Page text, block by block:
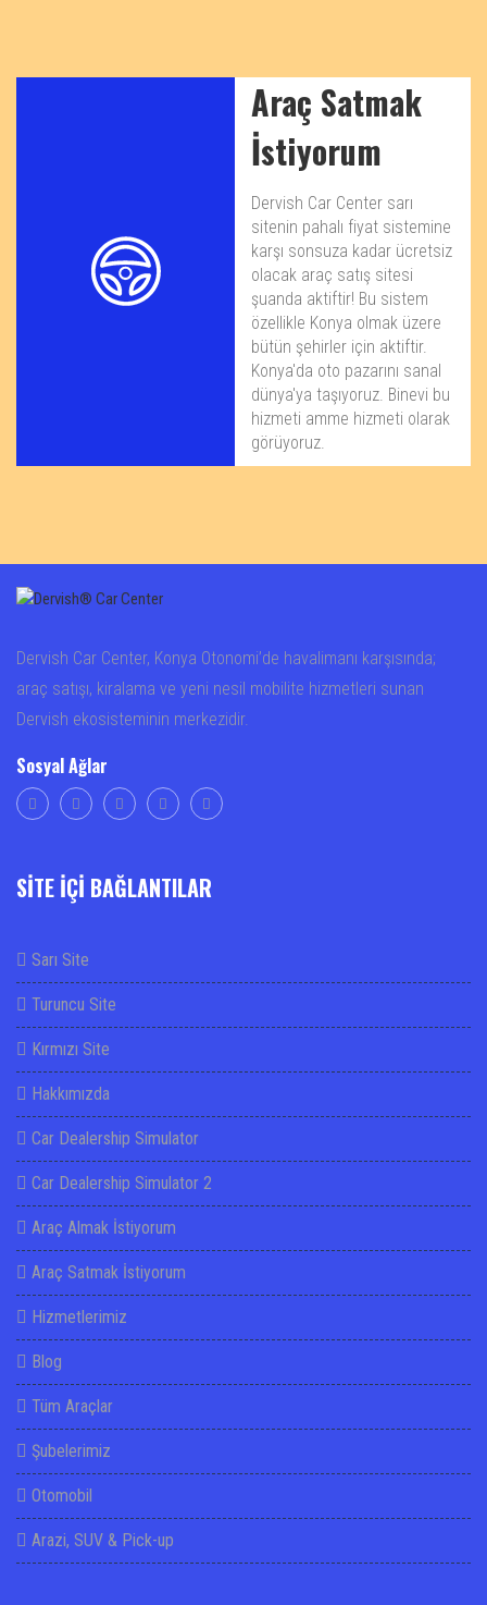
Araç Satmak
İstiyorum
Dervish Car Center sarı
sitenin pahalı fiyat sistemine
karşı sonsuza kadar ücretsiz
olacak araç satış sitesi
şuanda aktiftir! Bu sistem
özellikle Konya olmak üzere
bütün şehirler için aktiftir.
Konya'da oto pazarını sanal
dünya'ya taşıyoruz. Binevi bu
hizmeti amme hizmeti olarak
görüyoruz.
Dervish Car Center, Konya Otonomi’de havalimanı karşısında;
araç satışı, kiralama ve yeni nesil mobilite hizmetleri sunan
Dervish ekosisteminin merkezidir.
Sosyal Ağlar
SİTE İÇİ BAĞLANTILAR
Sarı Site
Turuncu Site
Kırmızı Site
Hakkımızda
Car Dealership Simulator
Car Dealership Simulator 2
Araç Almak İstiyorum
Araç Satmak İstiyorum
Hizmetlerimiz
Blog
Tüm Araçlar
Şubelerimiz
Otomobil
Arazi, SUV & Pick-up